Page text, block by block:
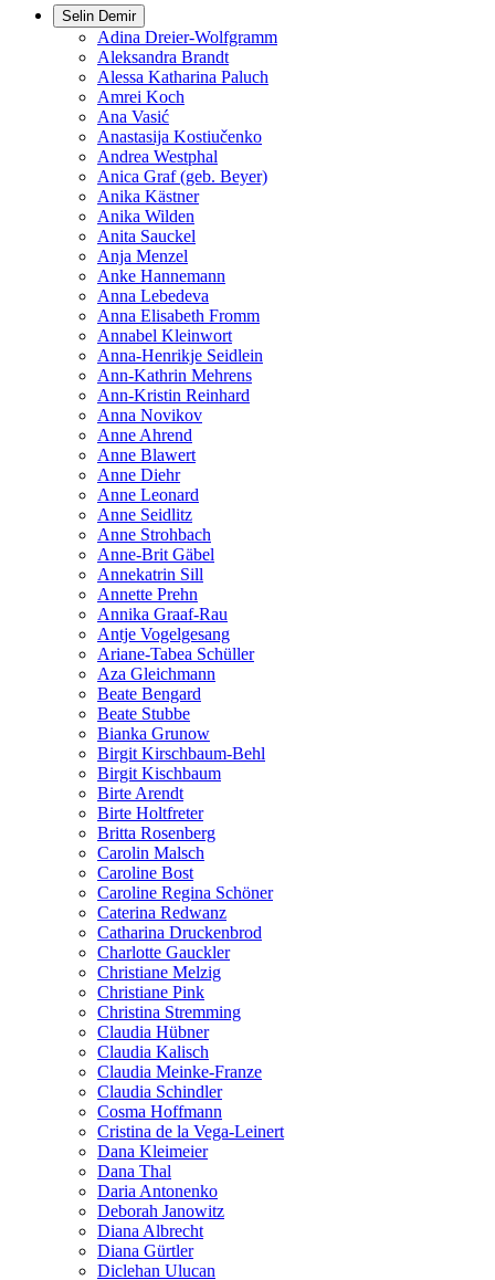
Selin Demir
Adina Dreier-Wolfgramm
Aleksandra Brandt
Alessa Katharina Paluch
Amrei Koch
Ana Vasić
Anastasija Kostiučenko
Andrea Westphal
Anica Graf (geb. Beyer)
Anika Kästner
Anika Wilden
Anita Sauckel
Anja Menzel
Anke Hannemann
Anna Lebedeva
Anna Elisabeth Fromm
Annabel Kleinwort
Anna-Henrikje Seidlein
Ann-Kathrin Mehrens
Ann-Kristin Reinhard
Anna Novikov
Anne Ahrend
Anne Blawert
Anne Diehr
Anne Leonard
Anne Seidlitz
Anne Strohbach
Anne-Brit Gäbel
Annekatrin Sill
Annette Prehn
Annika Graaf-Rau
Antje Vogelgesang
Ariane-Tabea Schüller
Aza Gleichmann
Beate Bengard
Beate Stubbe
Bianka Grunow
Birgit Kirschbaum-Behl
Birgit Kischbaum
Birte Arendt
Birte Holtfreter
Britta Rosenberg
Carolin Malsch
Caroline Bost
Caroline Regina Schöner
Caterina Redwanz
Catharina Druckenbrod
Charlotte Gauckler
Christiane Melzig
Christiane Pink
Christina Stremming
Claudia Hübner
Claudia Kalisch
Claudia Meinke-Franze
Claudia Schindler
Cosma Hoffmann
Cristina de la Vega-Leinert
Dana Kleimeier
Dana Thal
Daria Antonenko
Deborah Janowitz
Diana Albrecht
Diana Gürtler
Diclehan Ulucan